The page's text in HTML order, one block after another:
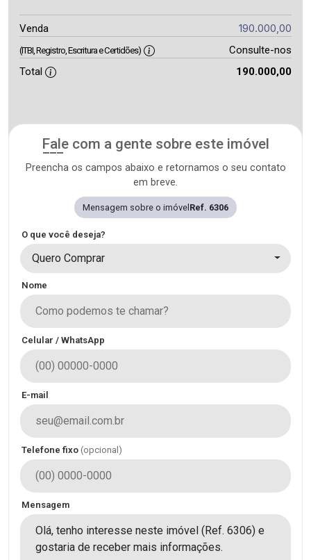
Venda 190.000,00
(ITBI, Registro, Escritura e Certidões)
Consulte-nos
Total
190.000,00
Fale com a gente sobre este imóvel
Preencha os campos abaixo e retornamos o seu contato
em breve.
Mensagem sobre o imóvelRef. 6306
O que você deseja?
Quero Comprar
Nome
Celular / WhatsApp
E-mail
Telefone fixo (opcional)
Mensagem